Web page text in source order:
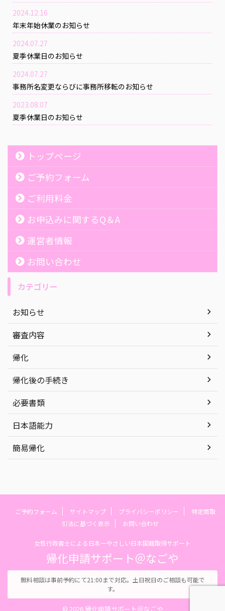
2024.12.16
年末年始休業のお知らせ
2024.07.27
夏季休業日のお知らせ
2024.07.27
事務所名変更ならびに事務所移転のお知らせ
2023.08.07
夏季休業日のお知らせ
トップページ
ご予約フォーム
ご利用料金
お申込みに関するQ＆A
運営者情報
お問い合わせ
カテゴリー
お知らせ
審査内容
帰化
帰化後の手続き
必要書類
日本語能力
簡易帰化
ご予約フォーム サイトマップ プライバシーポリシー
特定商取
引法に基づく表示
お問い合わせ
女性行政書士による日本一やさしい日本国籍取得サポート
帰化申請サポート＠なごや
無料相談は事前予約にて21:00まで対応。土日祝日のご相談も可能で
す。
© 2026 帰化申請サポート＠なごや